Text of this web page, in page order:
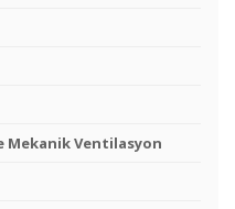
Mekanik Ventilasyon